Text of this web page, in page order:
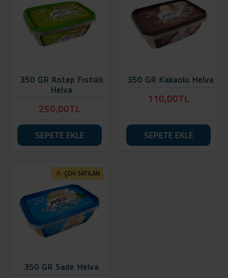
350 GR Antep Fıstıklı
Helva
250,00TL
SEPETE EKLE
350 GR Kakaolu Helva
110,00TL
SEPETE EKLE
ÇOK SATILAN
350 GR Sade Helva